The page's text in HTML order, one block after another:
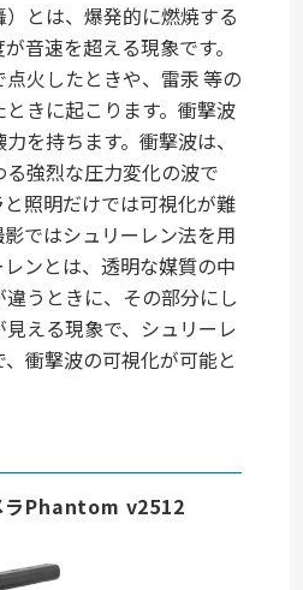
とは、爆発的に燃焼する
音速を超える現象です。
火したときや、雷汞 等の
きに起こります。衝撃波
を持ちます。衝撃波は、
強烈な圧力変化の波で
照明だけでは可視化が難
ではシュリーレン法を用
ンとは、透明な媒質の中
うときに、その部分にし
える現象で、シュリーレ
衝撃波の可視化が可能と
ラPhantom v2512